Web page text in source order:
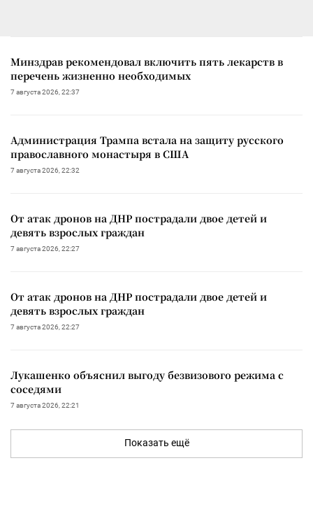
Минздрав рекомендовал включить пять лекарств в
перечень жизненно необходимых
7 августа 2026, 22:37
Администрация Трампа встала на защиту русского
православного монастыря в США
7 августа 2026, 22:32
От атак дронов на ДНР пострадали двое детей и
девять взрослых граждан
7 августа 2026, 22:27
От атак дронов на ДНР пострадали двое детей и
девять взрослых граждан
7 августа 2026, 22:27
Лукашенко объяснил выгоду безвизового режима с
соседями
7 августа 2026, 22:21
Показать ещё